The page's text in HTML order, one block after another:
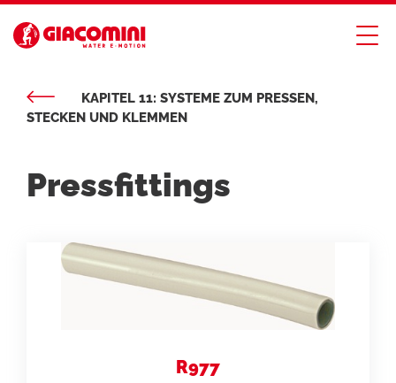
KAPITEL 11: SYSTEME ZUM PRESSEN,
STECKEN UND KLEMMEN
Pressfittings
R977